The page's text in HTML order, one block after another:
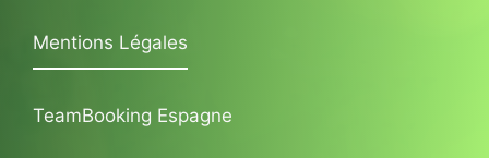
Mentions Légales
TeamBooking Espagne